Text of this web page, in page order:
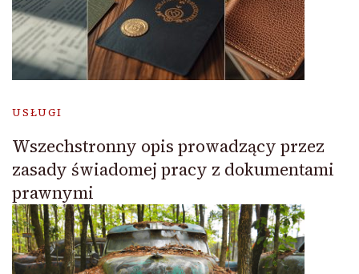
USŁUGI
Wszechstronny opis prowadzący przez
zasady świadomej pracy z dokumentami
prawnymi